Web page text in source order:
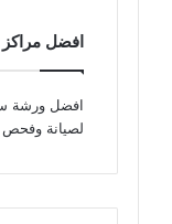
افضل مراكز
افضل ورشة
لصيانة وفحص